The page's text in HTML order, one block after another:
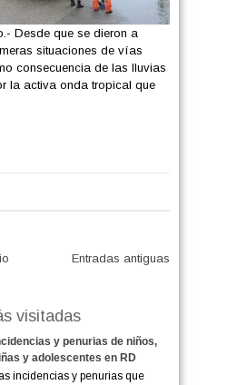
Desde que se dieron a
situaciones de vías
consecuencia de las lluvias
la activa onda tropical que
Entradas antiguas
visitadas
y penurias de niños,
y adolescentes en RD
incidencias y penurias que